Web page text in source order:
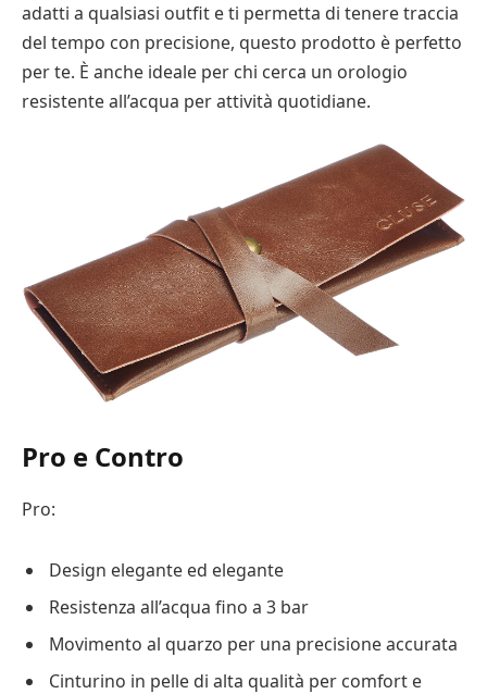
adatti a qualsiasi outfit e ti permetta di tenere traccia
del tempo con precisione, questo prodotto è perfetto
per te. È anche ideale per chi cerca un orologio
resistente all’acqua per attività quotidiane.
Pro e Contro
Pro:
Design elegante ed elegante
Resistenza all’acqua fino a 3 bar
Movimento al quarzo per una precisione accurata
Cinturino in pelle di alta qualità per comfort e